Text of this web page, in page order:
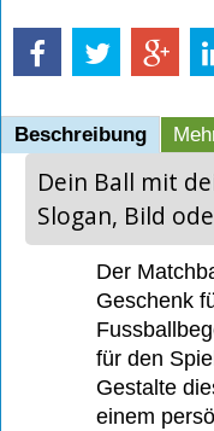
Beschreibung
Dein Ball mit
Slogan, Bild
Der
Geschenk
für den
Gestalte
einem